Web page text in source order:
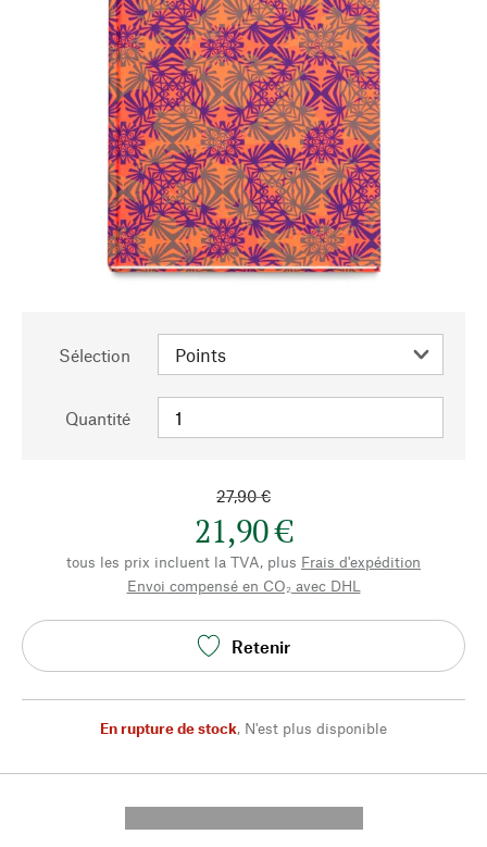
Sélection
Quantité
27,90 €
21,90 €
tous les prix incluent la TVA, plus Frais d'expédition
Envoi compensé en CO₂ avec DHL
Retenir
En rupture de stock, N'est plus disponible